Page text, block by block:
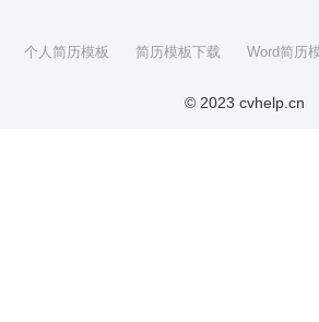
个人简历模板 简历模板下载 Word简历
© 2023 cvhelp.cn